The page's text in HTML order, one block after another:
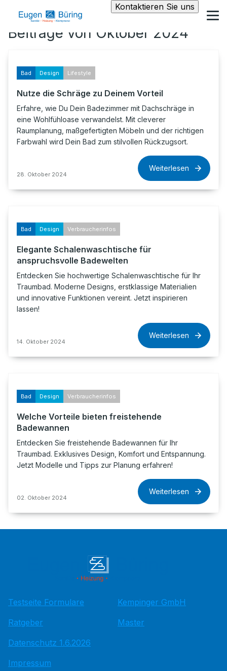
Kontaktieren Sie uns
Beiträge von Oktober 2024
Bad Design Lifestyle
Nutze die Schräge zu Deinem Vorteil
Erfahre, wie Du Dein Badezimmer mit Dachschräge in
eine Wohlfühloase verwandelst. Mit cleverer
Raumplanung, maßgefertigten Möbeln und der richtigen
Farbwahl wird Dein Bad zum stilvollen Rückzugsort.
28. Oktober 2024
Weiterlesen
Bad Design Verbraucherinfos
Elegante Schalenwaschtische für
anspruchsvolle Badewelten
Entdecken Sie hochwertige Schalenwaschtische für Ihr
Traumbad. Moderne Designs, erstklassige Materialien
und innovative Funktionen vereint. Jetzt inspirieren
lassen!
14. Oktober 2024
Weiterlesen
Bad Design Verbraucherinfos
Welche Vorteile bieten freistehende
Badewannen
Entdecken Sie freistehende Badewannen für Ihr
Traumbad. Exklusives Design, Komfort und Entspannung.
Jetzt Modelle und Tipps zur Planung erfahren!
02. Oktober 2024
Weiterlesen
Testseite Formulare
Ratgeber
Datenschutz 1.6.2026
Impressum
Kempinger GmbH
Master